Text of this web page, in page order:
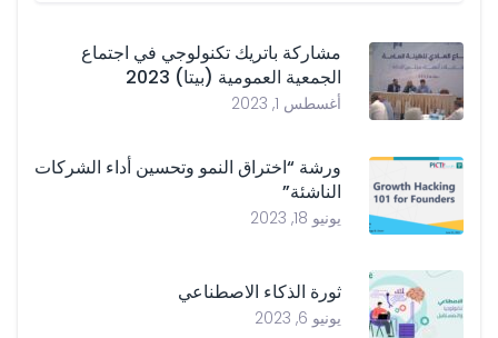
مشاركة باتريك تكنولوجي في اجتماع
الجمعية العمومية (بيتا) 2023
أغسطس 1, 2023
ورشة “اختراق النمو وتحسين أداء الشركات
الناشئة”
يونيو 18, 2023
ثورة الذكاء الاصطناعي
يونيو 6, 2023